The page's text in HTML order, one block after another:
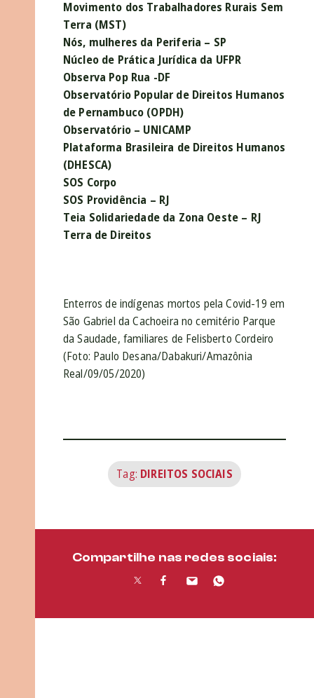
Movimento dos Trabalhadores Rurais Sem
Terra (MST)
Nós, mulheres da Periferia – SP
Núcleo de Prática Jurídica da UFPR
Observa Pop Rua -DF
Observatório Popular de Direitos Humanos
de Pernambuco (OPDH)
Observatório – UNICAMP
Plataforma Brasileira de Direitos Humanos
(DHESCA)
SOS Corpo
SOS Providência – RJ
Teia Solidariedade da Zona Oeste – RJ
Terra de Direitos
Enterros de indígenas mortos pela Covid-19 em
São Gabriel da Cachoeira no cemitério Parque
da Saudade, familiares de Felisberto Cordeiro
(Foto: Paulo Desana/Dabakuri/Amazônia
Real/09/05/2020)
Tag: DIREITOS SOCIAIS
Compartilhe nas redes sociais: